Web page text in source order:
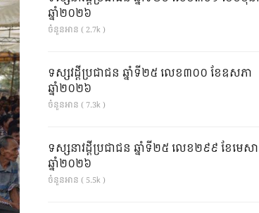
ឆ្នាំ២០២៦
ចំនួនអាន ( 2.7k )
ទស្សវដ្តីប្រជាជន ឆ្នាំទី២៥ លេខ៣០០ ខែឧសភា
ឆ្នាំ២០២៦
ចំនួនអាន ( 7.3k )
ទស្សនាវដ្ដីប្រជាជន ឆ្នាំទី២៥ លេខ២៩៩ ខែមេសា
ឆ្នាំ២០២៦
ចំនួនអាន ( 5.5k )